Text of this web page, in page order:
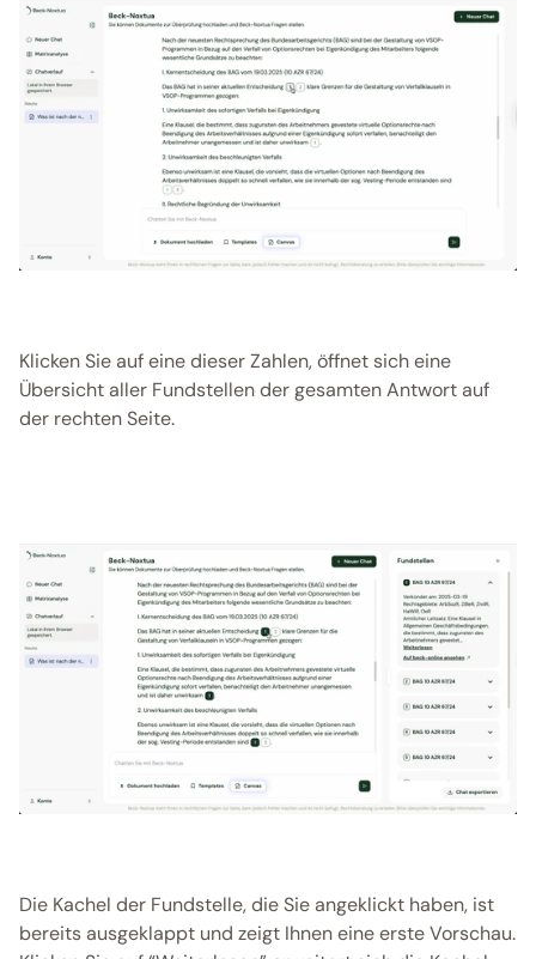
Klicken Sie auf eine dieser Zahlen, öffnet sich eine
Übersicht aller Fundstellen der gesamten Antwort auf
der rechten Seite.
Die Kachel der Fundstelle, die Sie angeklickt haben, ist
bereits ausgeklappt und zeigt Ihnen eine erste Vorschau.